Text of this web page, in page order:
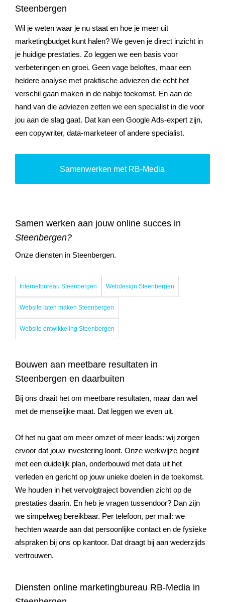
Steenbergen
Wil je weten waar je nu staat en hoe je meer uit
marketingbudget kunt halen? We geven je direct inzicht in
je huidige prestaties. Zo leggen we een basis voor
verbeteringen en groei. Geen vage beloftes, maar een
heldere analyse met praktische adviezen die echt het
verschil gaan maken in de nabije toekomst. En aan de
hand van die adviezen zetten we een specialist in die voor
jou aan de slag gaat. Dat kan een Google Ads-expert zijn,
een copywriter, data-marketeer of andere specialist.
Samenwerken met RB-Media
Samen werken aan jouw online succes in
Steenbergen?
Onze diensten in Steenbergen.
Internetbureau Steenbergen Webdesign Steenbergen
Website laten maken Steenbergen
Website ontwikkeling Steenbergen
Bouwen aan meetbare resultaten in
Steenbergen en daarbuiten
Bij ons draait het om meetbare resultaten, maar dan wel
met de menselijke maat. Dat leggen we even uit.
Of het nu gaat om meer omzet of meer leads: wij zorgen
ervoor dat jouw investering loont. Onze werkwijze begint
met een duidelijk plan, onderbouwd met data uit het
verleden en gericht op jouw unieke doelen in de toekomst.
We houden in het vervolgtraject bovendien zicht op de
prestaties daarin. En heb je vragen tussendoor? Dan zijn
we simpelweg bereikbaar. Per telefoon, per mail: we
hechten waarde aan dat persoonlijke contact en de fysieke
afspraken bij ons op kantoor. Dat draagt bij aan wederzijds
vertrouwen.
Diensten online marketingbureau RB-Media in